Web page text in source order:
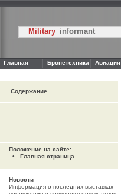
Military informant
Главная Бронетехника Авиация
Содержание
Положение на сайте:
• Главная страница
Новости
Информация о последних выставках